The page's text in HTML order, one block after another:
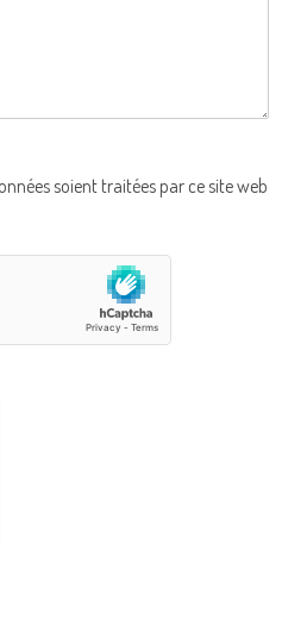
soient traitées par ce site web